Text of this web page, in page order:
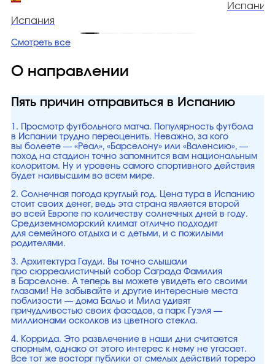
Испания
Испания
Смотреть все
О направлении
Пять причин отправиться в Испанию
1. Просмотр футбольного матча. Популярность футбола
в Испании трудно переоценить. Неважно, за кого
вы болеете — «Реал», «Барселону» или «Валенсию», —
поход на стадион точно запомнится вам национальным
колоритом. Ну и уровень самого спортивного действия
будет наивысшим во всем мире.
2. Солнечная погода круглый год. Цена тура в Испанию
стоит своих денег, ведь эта страна является второй
во всей Европе по количеству солнечных дней в году.
Средиземноморский климат отлично подходит
для семейного отдыха и с детьми, и с пожилыми
родителями.
3. Архитектура Гауди. Вы точно слышали
про сюрреалистичный собор Саграда Фамилия
в Барселоне. А теперь вы можете увидеть его своими
глазами! Не забывайте и другие интересные места
поблизости — дома Бальо и Мила удивят
причудливостью своих фасадов, а парк Гуэля —
миллионами осколков из цветного стекла.
4. Коррида. Это развлечение в наши дни считается
спорным, однако от этого интерес к нему не угасает.
Все тот же восторг публики от смелых действий тореро